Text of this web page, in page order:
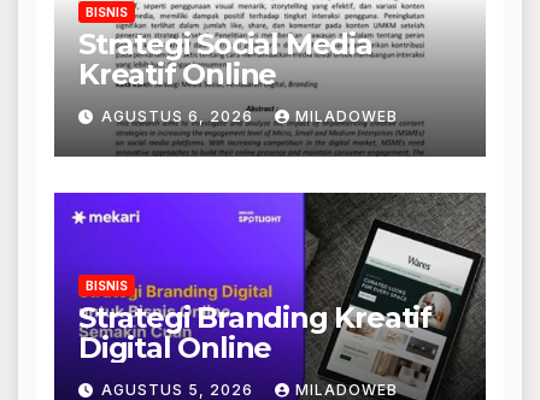
BISNIS
Strategi Social Media
Kreatif Online
AGUSTUS 6, 2026 MILADOWEB
BISNIS
Strategi Branding Kreatif
Digital Online
AGUSTUS 5, 2026 MILADOWEB